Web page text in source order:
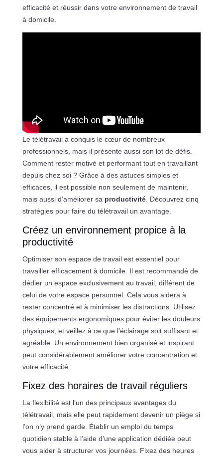
efficacité et réussir dans votre environnement de travail
à domicile.
Le télétravail a conquis le cœur de nombreux
professionnels, mais il présente aussi son lot de défis.
Comment rester motivé et performant tout en travaillant
depuis chez soi ? Grâce à des astuces simples et
efficaces, il est possible non seulement de maintenir,
mais aussi d’améliorer sa productivité. Découvrez cinq
stratégies pour faire du télétravail un avantage.
Créez un environnement propice à la
productivité
Optimiser son espace de travail est essentiel pour
travailler efficacement à domicile. Il est recommandé de
dédier un espace exclusivement au travail, différent de
celui de votre espace personnel. Cela vous aidera à
rester concentré et à minimiser les distractions. Utilisez
des équipements ergonomiques pour éviter les douleurs
physiques, et veillez à ce que l’éclairage soit suffisant et
agréable. Un environnement bien organisé et inspirant
peut considérablement améliorer votre concentration et
votre efficacité.
Fixez des horaires de travail réguliers
La flexibilité est l’un des principaux avantages du
télétravail, mais elle peut rapidement devenir un piège si
l’on n’y prend garde. Établir un emploi du temps
quotidien stable à l’aide d’une application dédiée peut
vous aider à structurer vos journées. Fixez des heures